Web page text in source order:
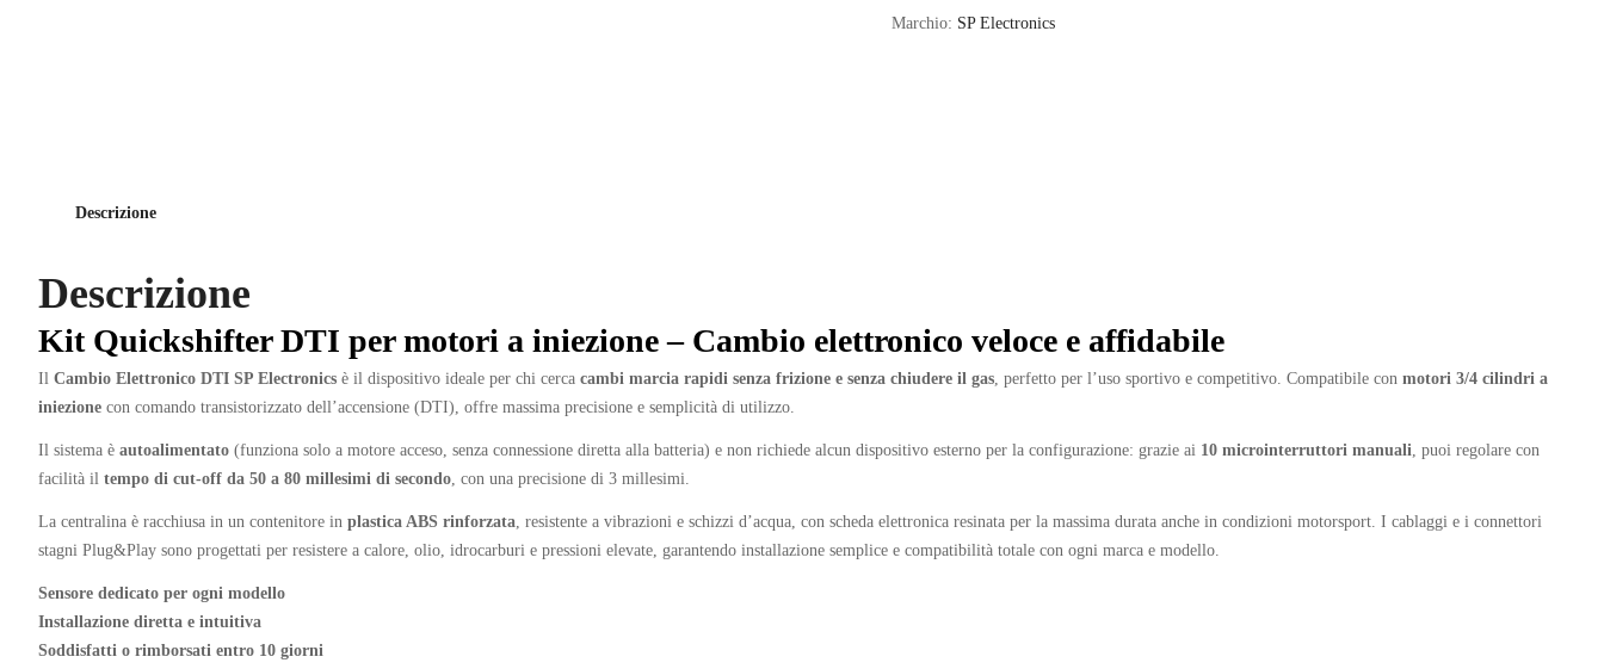
Marchio: SP Electronics
Descrizione
Descrizione
Kit Quickshifter DTI per motori a iniezione – Cambio elettronico veloce e affidabile
Il Cambio Elettronico DTI SP Electronics è il dispositivo ideale per chi cerca cambi marcia rapidi senza frizione e senza chiudere il gas, perfetto per l’uso sportivo e competitivo. Compatibile con motori 3/4 cilindri a
iniezione con comando transistorizzato dell’accensione (DTI), offre massima precisione e semplicità di utilizzo.
Il sistema è autoalimentato (funziona solo a motore acceso, senza connessione diretta alla batteria) e non richiede alcun dispositivo esterno per la configurazione: grazie ai 10 microinterruttori manuali, puoi regolare con
facilità il tempo di cut-off da 50 a 80 millesimi di secondo, con una precisione di 3 millesimi.
La centralina è racchiusa in un contenitore in plastica ABS rinforzata, resistente a vibrazioni e schizzi d’acqua, con scheda elettronica resinata per la massima durata anche in condizioni motorsport. I cablaggi e i connettori
stagni Plug&Play sono progettati per resistere a calore, olio, idrocarburi e pressioni elevate, garantendo installazione semplice e compatibilità totale con ogni marca e modello.
Sensore dedicato per ogni modello
Installazione diretta e intuitiva
Soddisfatti o rimborsati entro 10 giorni